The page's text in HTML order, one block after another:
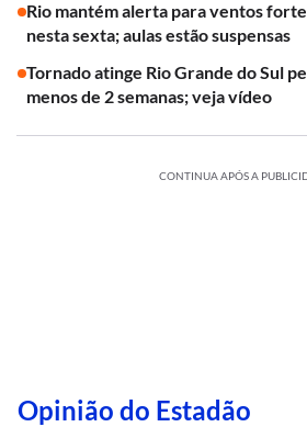
Rio mantém alerta para ventos
nesta sexta; aulas estão suspensas
Tornado atinge Rio Grande do Sul
menos de 2 semanas; veja vídeo
CONTINUA APÓS A
Opinião do Estadão